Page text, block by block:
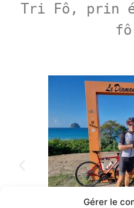
Gérer le
Tri Fô, prin